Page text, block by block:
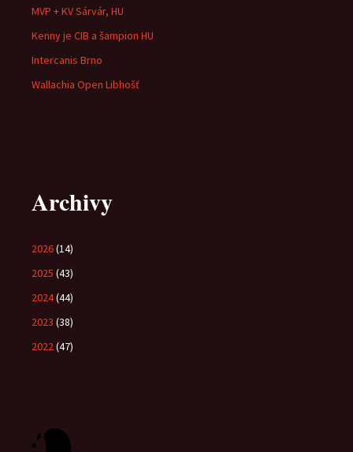
MVP + KV Sárvár, HU
Kenny je CIB a šampion HU
Intercanis Brno
Wallachia Open Libhošť
Archivy
2026(14)
2025 (43)
2024(44)
2023 (38)
2022(47)